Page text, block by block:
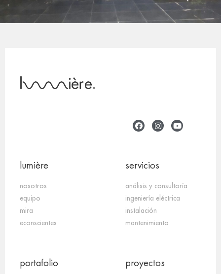
lumière
nosotros
equipo
mira
econscientes
servicios
análisis y consultoría
ingeniería eléctrica
instalación
mantenimiento
portafolio proyectos